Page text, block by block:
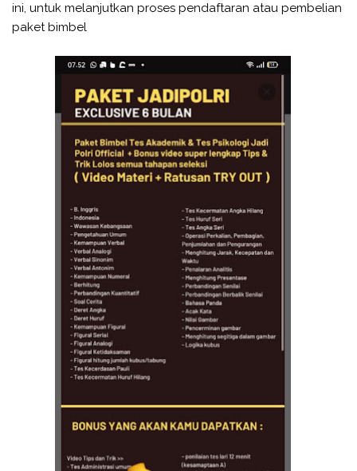
ini, untuk melanjutkan proses pendaftaran atau pembelian
paket bimbel